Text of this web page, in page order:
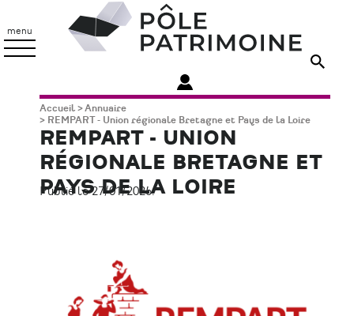
contenu
principal
menu
Patrimoine
Fil
d'Ariane
Accueil
Annuaire
REMPART - Union régionale Bretagne et Pays de la Loire
REMPART - UNION
RÉGIONALE BRETAGNE ET
PAYS DE LA LOIRE
Publié le 27/01/2026.